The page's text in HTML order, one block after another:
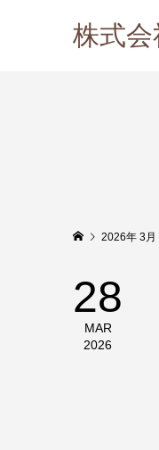
株式会
2026年 3月
28
MAR
2026